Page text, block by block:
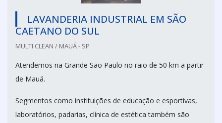
LAVANDERIA INDUSTRIAL EM SÃO
CAETANO DO SUL
MULTI CLEAN / MAUÁ - SP
Atendemos na Grande São Paulo no raio de 50 km a partir
de Mauá.
Segmentos como instituições de educação e esportivas,
laboratórios, padarias, clínica de estética também são